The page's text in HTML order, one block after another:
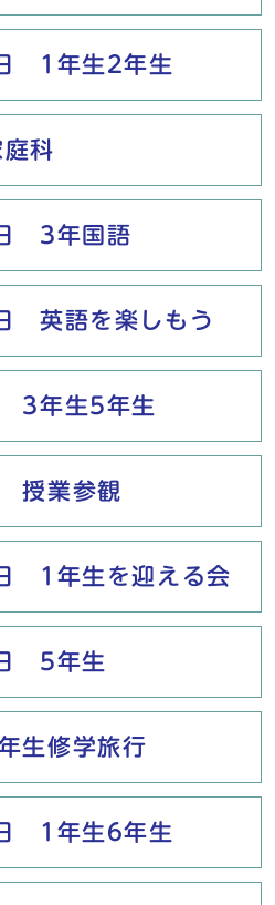
1年生2年生
科
3年国語
英語を楽しもう
3年生5年生
授業参観
1年生を迎える会
5年生
生修学旅行
1年生6年生